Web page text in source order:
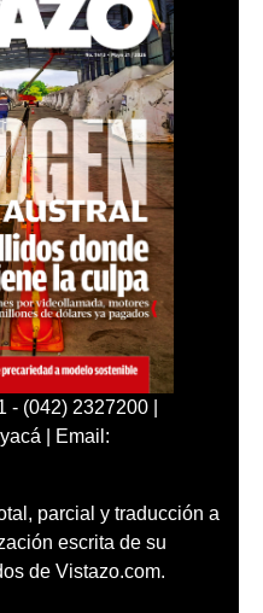
(042) 2327200 |
| Email:
parcial y traducción a
escrita de su
de Vistazo.com.